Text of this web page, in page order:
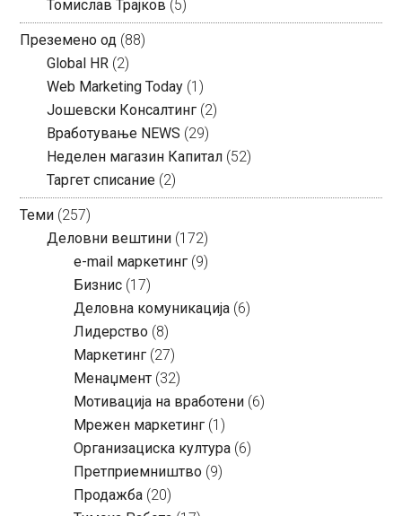
Томислав Трајков (5)
Преземено од (88)
Global HR (2)
Web Marketing Today (1)
Јошевски Консалтинг (2)
Вработување NEWS (29)
Неделен магазин Капитал (52)
Таргет списание (2)
Теми (257)
Деловни вештини (172)
e-mail маркетинг (9)
Бизнис (17)
Деловна комуникација (6)
Лидерство (8)
Маркетинг (27)
Менаџмент (32)
Мотивација на вработени (6)
Мрежен маркетинг (1)
Организациска култура (6)
Претприемништво (9)
Продажба (20)